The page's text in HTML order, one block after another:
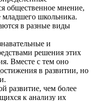
общественное мнение,
младшего школьника.
в разные виды
и
решения этих
Вместе с тем оно
в развитии, но
развитие, чем более
к анализу их